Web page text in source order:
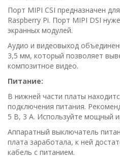
Порт MIPI CSI предназначен
Raspberry Pi. Порт MIPI DSI
экранных модулей.
Аудио и видеовыход
3,5 мм, который позволяет
композитное видео.
Питание:
В нижней части платы
подключения питания.
5 В, 3 А. Используйте мощный
Аппаратный выключатель
плата заработала, к ней
кабель с питанием.